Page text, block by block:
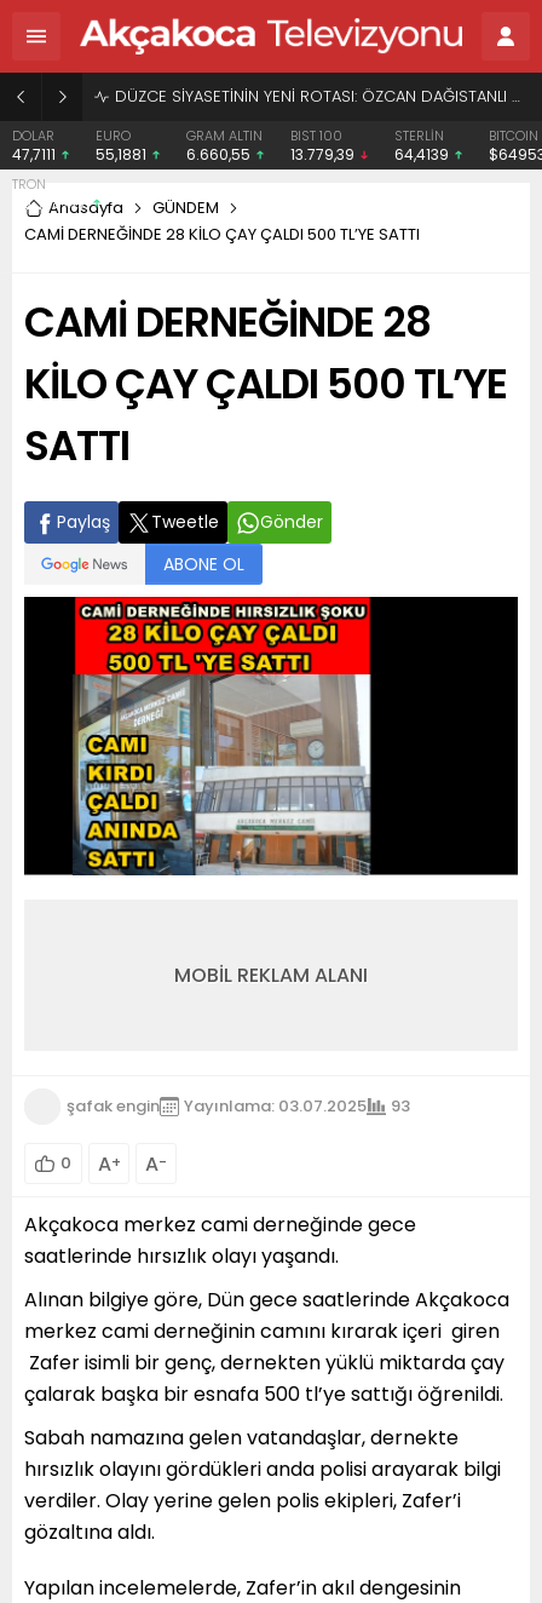
BAŞHEKİME “SONAY” DEMEK SUÇ DUYURUSU OLDU
EURO
55,1881
GRAM ALTIN
6.660,55
BIST 100
13.779,39
STERLİN
64,4139
BITCOIN
$64953
Anasayfa
GÜNDEM
CAMİ DERNEĞİNDE 28 KİLO ÇAY ÇALDI 500 TL’YE SATTI
CAMİ DERNEĞİNDE 28
KİLO ÇAY ÇALDI 500 TL’YE
SATTI
Paylaş Tweetle
Gönder
ABONE OL
MOBİL REKLAM ALANI
şafak engin Yayınlama: 03.07.2025 93
0 A+ A-
Akçakoca merkez cami derneğinde gece
saatlerinde hırsızlık olayı yaşandı.
Alınan bilgiye göre, Dün gece saatlerinde Akçakoca
merkez cami derneğinin camını kırarak içeri giren
Zafer isimli bir genç, dernekten yüklü miktarda çay
çalarak başka bir esnafa 500 tl’ye sattığı öğrenildi.
Sabah namazına gelen vatandaşlar, dernekte
hırsızlık olayını gördükleri anda polisi arayarak bilgi
verdiler. Olay yerine gelen polis ekipleri, Zafer’i
gözaltına aldı.
Yapılan incelemelerde, Zafer’in akıl dengesinin